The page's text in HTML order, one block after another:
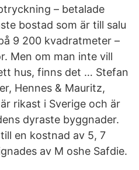
– betalade
bostad som är till salu
9 200 kvadratmeter –
Men om man inte vill
hus, finns det … Stefan
Hennes & Mauritz,
rikast i Sverige och är
dyraste byggnader.
en kostnad av 5, 7
av M oshe Safdie.